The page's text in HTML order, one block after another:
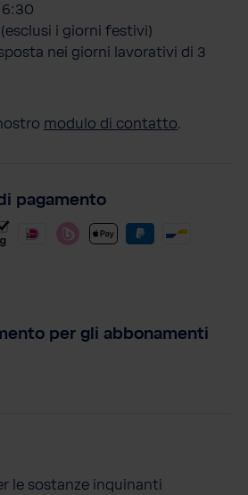
i giorni festivi)
nei giorni lavorativi di 3
modulo di contatto.
pagamento
per gli abbonamenti
le sostanze inquinanti